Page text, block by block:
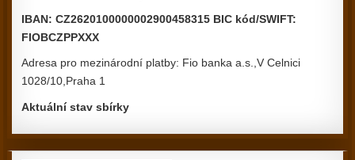
IBAN: CZ2620100000002900458315 BIC kód/SWIFT:
FIOBCZPPXXX
Adresa pro mezinárodní platby: Fio banka a.s.,V Celnici
1028/10,Praha 1
Aktuální stav sbírky